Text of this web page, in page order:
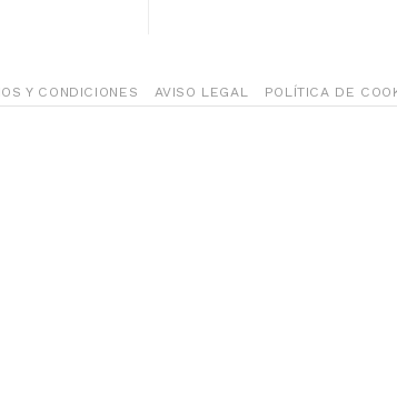
Y CONDICIONES AVISO LEGAL POLÍTICA DE